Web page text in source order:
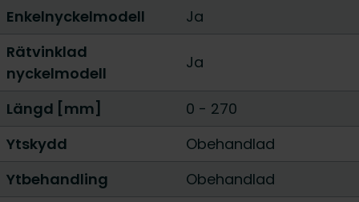
Enkelnyckelmodell
Ja
Rätvinklad
nyckelmodell
Ja
Längd [mm] 0 - 270
Ytskydd
Obehandlad
Ytbehandling
Obehandlad